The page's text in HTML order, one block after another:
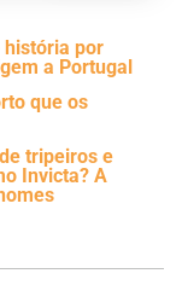
história por
a Portugal
que os
tripeiros e
Invicta? A